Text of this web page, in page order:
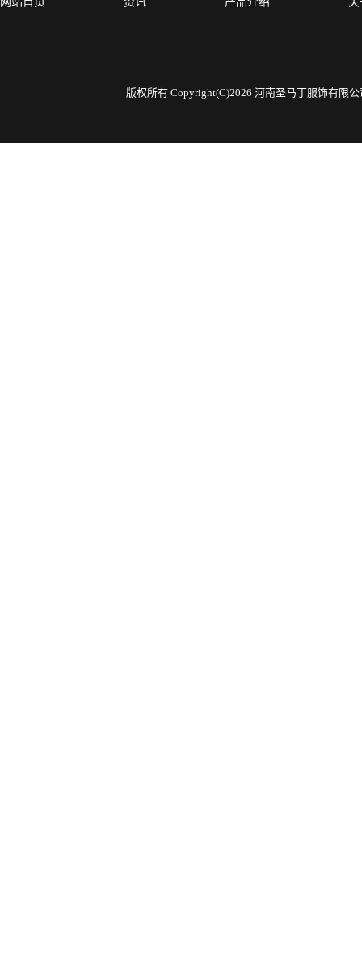
版权所有 Copyright(C)2026 河南圣马丁服饰有限